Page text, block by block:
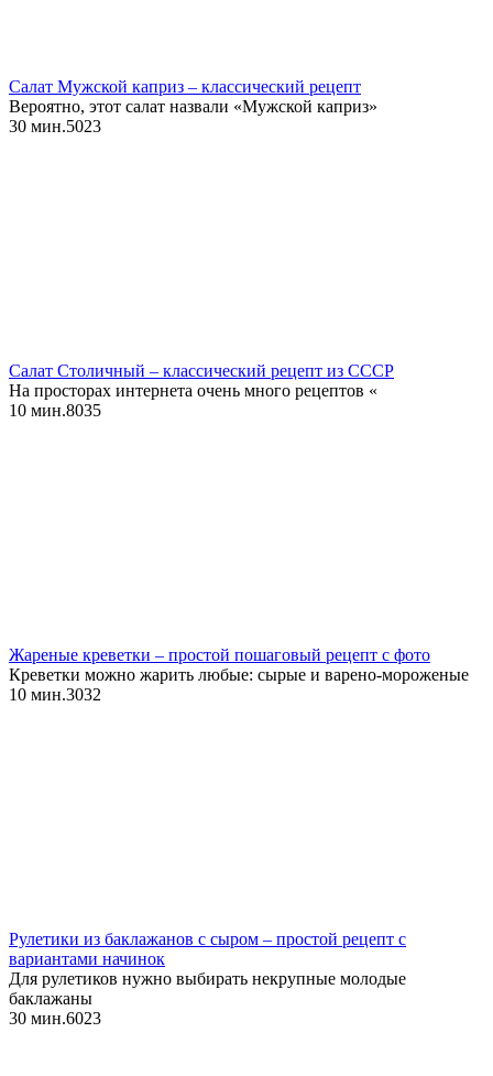
Салат Мужской каприз – классический рецепт
Вероятно, этот салат назвали «Мужской каприз»
30 мин.5023
Салат Столичный – классический рецепт из СССР
На просторах интернета очень много рецептов «
10 мин.8035
Жареные креветки – простой пошаговый рецепт с фото
Креветки можно жарить любые: сырые и варено-мороженые
10 мин.3032
Рулетики из баклажанов с сыром – простой рецепт с
вариантами начинок
Для рулетиков нужно выбирать некрупные молодые
баклажаны
30 мин.6023